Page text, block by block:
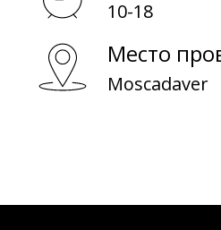
10-18
Место
Moscadaver